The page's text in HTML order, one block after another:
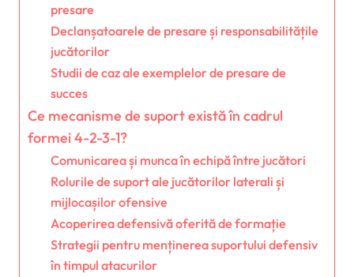
presare
Declanșatoarele de presare și responsabilitățile
jucătorilor
Studii de caz ale exemplelor de presare de
succes
Ce mecanisme de suport există în cadrul
formei 4-2-3-1?
Comunicarea și munca în echipă între jucători
Rolurile de suport ale jucătorilor laterali și
mijlocașilor ofensive
Acoperirea defensivă oferită de formație
Strategii pentru menținerea suportului defensiv
în timpul atacurilor